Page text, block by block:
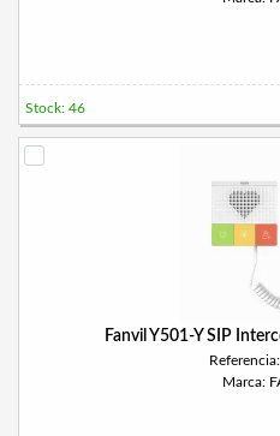
Stock: 46
Fanvil Y501-Y SIP
Marca: